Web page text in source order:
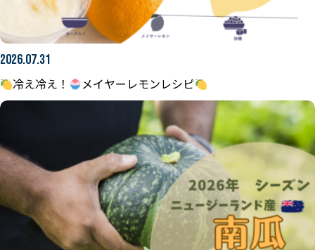
2026.07.31
冷え冷え！
メイヤーレモンレシピ